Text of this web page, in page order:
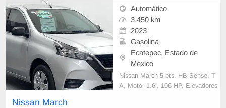
Automático
3,450 km
2023
Gasolina
Ecatepec, Estado de
México
Nissan March 5 pts. HB Sense, T
A, Motor 1.6l, 106 HP, Elevadores
Nissan March